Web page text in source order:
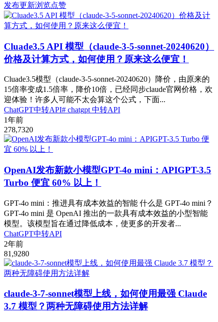
发布更新浏览点赞
Cluade3.5 API 模型（claude-3-5-sonnet-20240620）
价格及计算方式，如何使用？原来这么便宜！
Cluade3.5模型（claude-3-5-sonnet-20240620）降价，由原来的
15倍率变成1.5倍率，降价10倍，已经同步claude官网价格，欢
迎体验！许多人可能不太会算这个公式，下面...
ChatGPT中转API# chatgpt 中转API
1年前
278,7320
OpenAI发布新款小模型GPT-4o mini：APIGPT-3.5
Turbo 便宜 60% 以上！
GPT-4o mini：推进具有成本效益的智能 什么是 GPT-4o mini？
GPT-4o mini 是 OpenAI 推出的一款具有成本效益的小型智能
模型。该模型旨在通过降低成本，使更多的开发者...
ChatGPT中转API
2年前
81,9280
claude-3-7-sonnet模型上线，如何使用最强 Claude
3.7 模型？两种无障碍使用方法详解